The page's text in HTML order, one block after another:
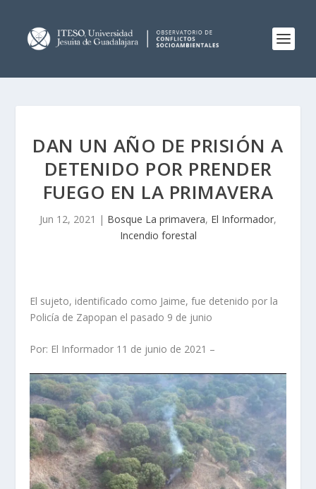
DAN UN AÑO DE PRISIÓN A
DETENIDO POR PRENDER
FUEGO EN LA PRIMAVERA
Jun 12, 2021 | Bosque La primavera, El Informador,
Incendio forestal
El sujeto, identificado como Jaime, fue detenido por la
Policía de Zapopan el pasado 9 de junio
Por: El Informador 11 de junio de 2021 –